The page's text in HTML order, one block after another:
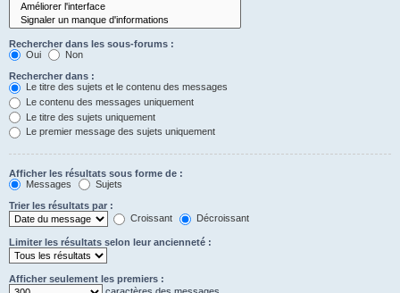
Rechercher dans les sous-forums :
Oui
Non
Rechercher dans :
Le titre des sujets et le contenu des messages
Le contenu des messages uniquement
Le titre des sujets uniquement
Le premier message des sujets uniquement
Afficher les résultats sous forme de :
Messages
Sujets
Trier les résultats par :
Croissant
Décroissant
Limiter les résultats selon leur ancienneté :
Afficher seulement les premiers :